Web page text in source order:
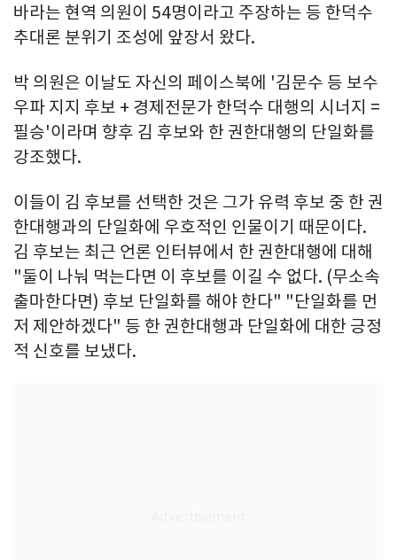
바라는 현역 의원이 54명이라고 주장하는 등 한덕수
추대론 분위기 조성에 앞장서 왔다.
박 의원은 이날도 자신의 페이스북에 '김문수 등 보수
우파 지지 후보 + 경제전문가 한덕수 대행의 시너지 =
필승'이라며 향후 김 후보와 한 권한대행의 단일화를
강조했다.
이들이 김 후보를 선택한 것은 그가 유력 후보 중 한 권
한대행과의 단일화에 우호적인 인물이기 때문이다.
김 후보는 최근 언론 인터뷰에서 한 권한대행에 대해
"둘이 나눠 먹는다면 이 후보를 이길 수 없다. (무소속
출마한다면) 후보 단일화를 해야 한다" "단일화를 먼
저 제안하겠다" 등 한 권한대행과 단일화에 대한 긍정
적 신호를 보냈다.